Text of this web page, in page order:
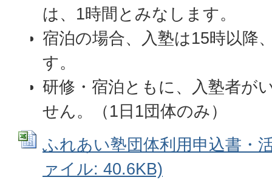
は、1時間とみなします。
宿泊の場合、入塾は15時以降
す。
研修・宿泊ともに、入塾者が
せん。（1日1団体のみ）
ふれあい塾団体利用申込書・
ァイル: 40.6KB)